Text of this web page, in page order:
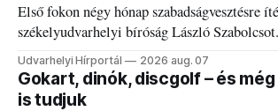
Első fokon négy hónap szabadságvesztésre
székelyudvarhelyi bíróság László Szabolcsot.
Udvarhelyi Hírportál 2026 aug. 07
Gokart, dinók, discgolf – és
is tudjuk